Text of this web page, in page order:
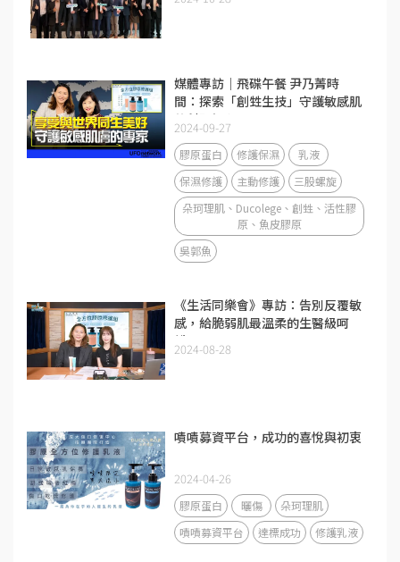
媒體專訪｜飛碟午餐 尹乃菁時
間：探索「創甡生技」守護敏感肌
的科研初心
2024-09-27
膠原蛋白 修護保濕
乳液
保濕修護
主動修護
三股螺旋
朵珂理肌、Ducolege、創甡、活性膠
原、魚皮膠原
吳郭魚
《生活同樂會》專訪：告別反覆敏
感，給脆弱肌最溫柔的生醫級呵
護。
2024-08-28
嘖嘖募資平台，成功的喜悅與初衷
2024-04-26
膠原蛋白 曬傷
朵珂理肌
嘖嘖募資平台
達標成功 修護乳液